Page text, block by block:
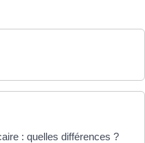
: quelles différences ?